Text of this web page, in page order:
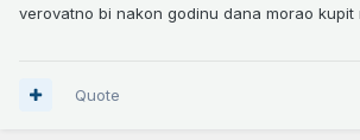
verovatno bi nakon godinu dana morao kupit
Quote